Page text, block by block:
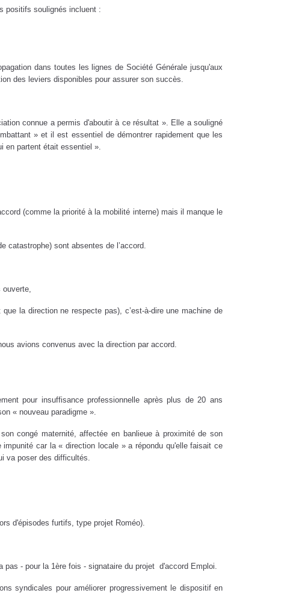
positifs soulignés incluent :
dans toutes les lignes de Société Générale jusqu'aux
des leviers disponibles pour assurer son succès.
connue a permis d'aboutir à ce résultat ». Elle a souligné
» et il est essentiel de démontrer rapidement que les
en partent était essentiel ».
(comme la priorité à la mobilité interne) mais il manque le
catastrophe) sont absentes de l’accord.
ouverte,
la direction ne respecte pas), c’est-à-dire une machine de
avions convenus avec la direction par accord.
pour insuffisance professionnelle après plus de 20 ans
« nouveau paradigme ».
congé maternité, affectée en banlieue à proximité de son
car la « direction locale » a répondu qu'elle faisait ce
va poser des difficultés.
d'épisodes furtifs, type projet Roméo).
pas - pour la 1ère fois - signataire du projet d'accord Emploi.
syndicales pour améliorer progressivement le dispositif en